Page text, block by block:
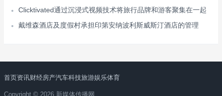
Clicktivated通过沉浸式视频技术将旅行品牌和游客聚集在一起
戴维森酒店及度假村承担印第安纳波利斯威斯汀酒店的管理
首页资讯财经房产汽车科技旅游娱乐体育
Copyright © 2026 新媒体传播网